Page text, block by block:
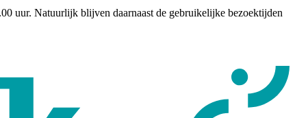
uur. Natuurlijk blijven daarnaast de gebruikelijke bezoektijden